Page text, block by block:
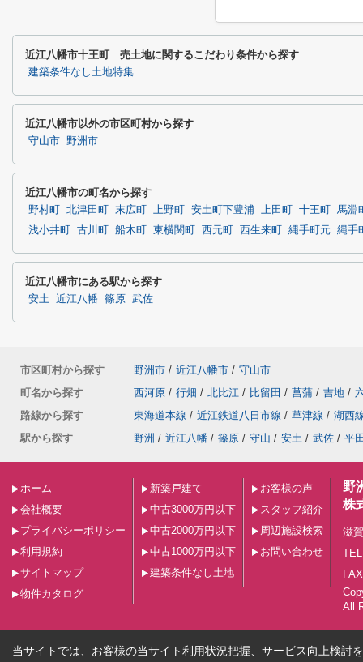
近江八幡市十王町 売土地に関するこだわり条件から探す
建築条件なし土地特集
近江八幡市以外の市区町村から探す
守山市 野洲市
近江八幡市の町名から探す
野村町 北津田町 末広町 上野町 安土町下豊浦 上田町 十王町
馬淵
浅小井町
古川町 船木町 東横関町 西元町 西生来町 縄手町元 縄手
近江八幡市にある駅から探す
安土 近江八幡 篠原 武佐
市区町村から探す 野洲市 / 近江八幡市 / 守山市
町名から探す
西河原 / 行畑 / 北比江 / 比留田 / 菖蒲 / 吉地 /
路線から探す
東海道本線 / 近江鉄道八日市線 / 草津線 / 湖西
駅から探す
野洲 / 近江八幡 / 篠原 / 守山 / 安土 / 武佐 / 平
ホーム
会社概要
プライバシーポリシー
利用規約
サイトマップ
物件カタログ
新築戸建て
中古3000万円以下
中古2000万円以下
中古1000万円以下
建築条件なし土地
お客様の声
スタッフ紹介
周辺施設検索
お問い合わせ
野
株
滋
All
当サイトでは、お客様の当サイト利用状況把握、サービス向上検討